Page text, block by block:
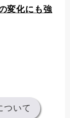
変化にも強
ついて